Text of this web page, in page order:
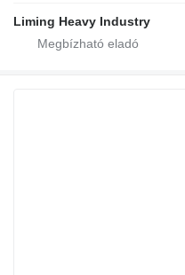
Liming Heavy Industry